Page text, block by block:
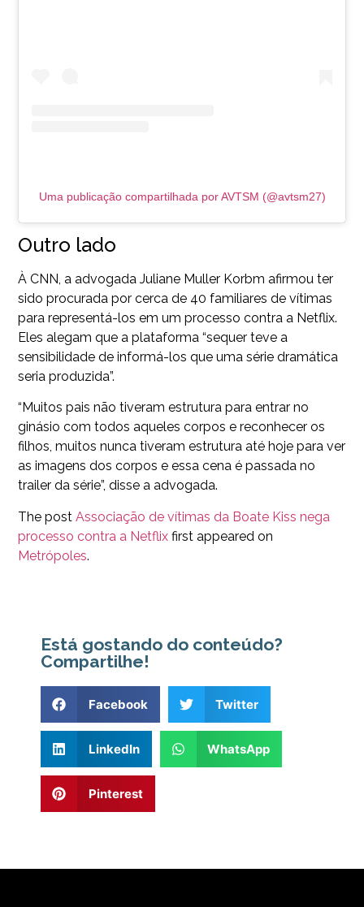
Uma publicação compartilhada por AVTSM (@avtsm27)
Outro lado
À CNN, a advogada Juliane Muller Korbm afirmou ter
sido procurada por cerca de 40 familiares de vítimas
para representá-los em um processo contra a Netflix.
Eles alegam que a plataforma “sequer teve a
sensibilidade de informá-los que uma série dramática
seria produzida”.
“Muitos pais não tiveram estrutura para entrar no
ginásio com todos aqueles corpos e reconhecer os
filhos, muitos nunca tiveram estrutura até hoje para ver
as imagens dos corpos e essa cena é passada no
trailer da série”, disse a advogada.
The post Associação de vítimas da Boate Kiss nega
processo contra a Netflix first appeared on
Metrópoles.
Está gostando do conteúdo?
Compartilhe!
Facebook Twitter
LinkedIn WhatsApp
Pinterest